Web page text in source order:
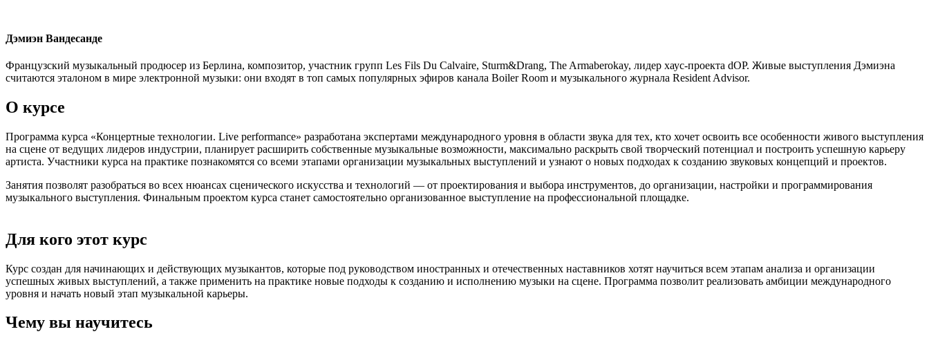
Дэмиэн Вандесанде
Французский музыкальный продюсер из Берлина, композитор, участник групп Les Fils Du Calvaire, Sturm&Drang, The Armaberokay, лидер хаус-проекта dOP. Живые выступления Дэмиэна
считаются эталоном в мире электронной музыки: они входят в топ самых популярных эфиров канала Boiler Room и музыкального журнала Resident Advisor.
О курсе
Программа курса «Концертные технологии. Live performance» разработана экспертами международного уровня в области звука для тех, кто хочет освоить все особенности живого выступления
на сцене от ведущих лидеров индустрии, планирует расширить собственные музыкальные возможности, максимально раскрыть свой творческий потенциал и построить успешную карьеру
артиста. Участники курса на практике познакомятся со всеми этапами организации музыкальных выступлений и узнают о новых подходах к созданию звуковых концепций и проектов.
Занятия позволят разобраться во всех нюансах сценического искусства и технологий — от проектирования и выбора инструментов, до организации, настройки и программирования
музыкального выступления. Финальным проектом курса станет самостоятельно организованное выступление на профессиональной площадке.
Для кого этот курс
Курс создан для начинающих и действующих музыкантов, которые под руководством иностранных и отечественных наставников хотят научиться всем этапам анализа и организации
успешных живых выступлений, а также применить на практике новые подходы к созданию и исполнению музыки на сцене. Программа позволит реализовать амбиции международного
уровня и начать новый этап музыкальной карьеры.
Чему вы научитесь